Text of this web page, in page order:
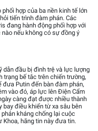
hợp của ba nền kinh tế lớn
tiến trình đàm phán. Các
đang hành động phối hợp với
nếu không có sự đồng ý
dẫn đầu bị đình trệ và lực lượng
trạng bế tắc trên chiến trường,
đưa Putin đến bàn đàm phán,
vào đó, áp lực lên Điện Cẩm
càng đạt được nhiều thành
bay điều khiển từ xa sâu bên
kháng chống lại cuộc
hãng tin này đưa tin.